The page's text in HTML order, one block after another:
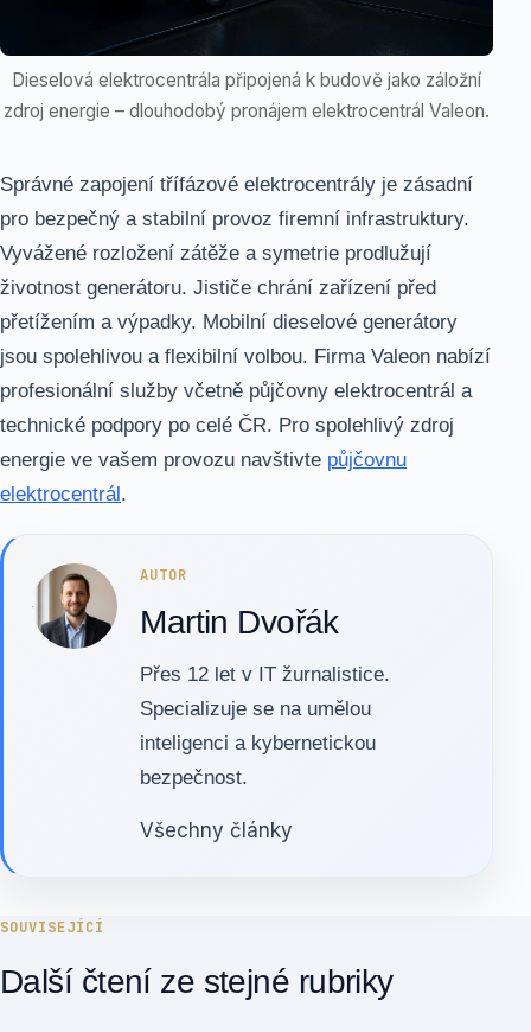
Dieselová elektrocentrála připojená k budově jako záložní
zdroj energie – dlouhodobý pronájem elektrocentrál Valeon.
Správné zapojení třífázové elektrocentrály je zásadní
pro bezpečný a stabilní provoz firemní infrastruktury.
Vyvážené rozložení zátěže a symetrie prodlužují
životnost generátoru. Jističe chrání zařízení před
přetížením a výpadky. Mobilní dieselové generátory
jsou spolehlivou a flexibilní volbou. Firma Valeon nabízí
profesionální služby včetně půjčovny elektrocentrál a
technické podpory po celé ČR. Pro spolehlivý zdroj
energie ve vašem provozu navštivte půjčovnu
elektrocentrál.
AUTOR
Martin Dvořák
Přes 12 let v IT žurnalistice.
Specializuje se na umělou
inteligenci a kybernetickou
bezpečnost.
Všechny články
SOUVISEJÍCÍ
Další čtení ze stejné rubriky